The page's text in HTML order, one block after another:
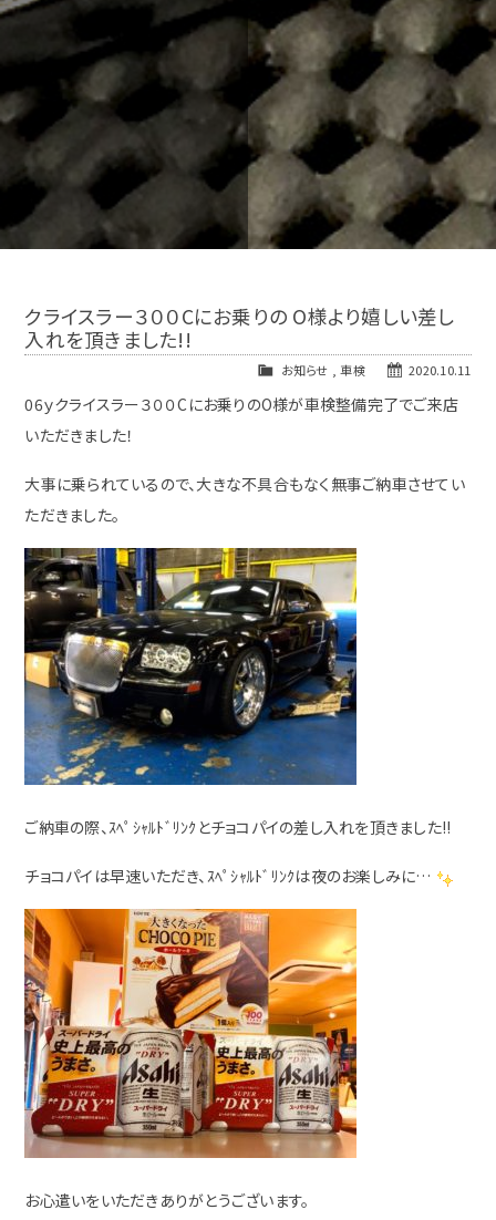
クライスラー３００Cにお乗りの O様より嬉しい差し
入れを頂きました!!
2020.10.11
お知らせ ,車検
06ｙクライスラー３００Cにお乗りのO様が車検整備完了でご来店
いただきました！
大事に乗られているので、大きな不具合もなく無事ご納車させてい
ただきました。
ご納車の際、ｽﾍﾟｼｬﾙﾄﾞﾘﾝｸとチョコパイの差し入れを頂きました!!
チョコパイは早速いただき、ｽﾍﾟｼｬﾙﾄﾞﾘﾝｸは夜のお楽しみに…
お心遣いをいただきありがとうございます。